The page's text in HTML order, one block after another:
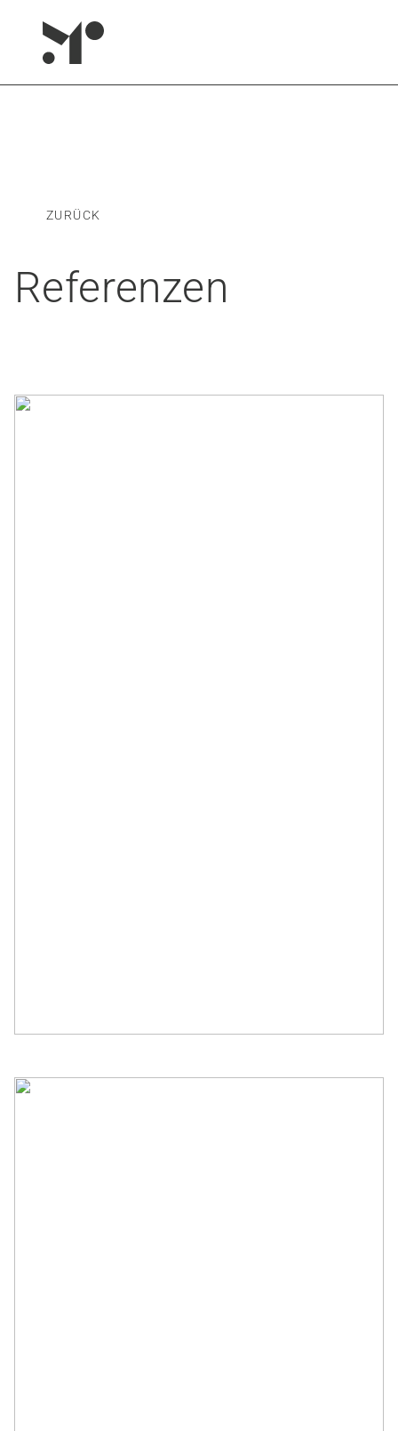
Referenzen
ZURÜCK